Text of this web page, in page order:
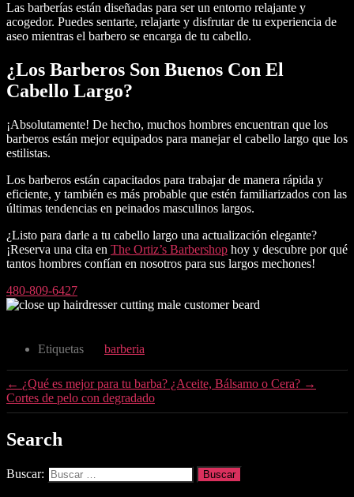
Las barberías están diseñadas para ser un entorno relajante y
acogedor. Puedes sentarte, relajarte y disfrutar de tu experiencia de
aseo mientras el barbero se encarga de tu cabello.
¿Los Barberos Son Buenos Con El
Cabello Largo?
¡Absolutamente! De hecho, muchos hombres encuentran que los
barberos están mejor equipados para manejar el cabello largo que los
estilistas.
Los barberos están capacitados para trabajar de manera rápida y
eficiente, y también es más probable que estén familiarizados con las
últimas tendencias en peinados masculinos largos.
¿Listo para darle a tu cabello largo una actualización elegante?
¡Reserva una cita en The Ortiz’s Barbershop hoy y descubre por qué
tantos hombres confían en nosotros para sus largos mechones!
480-809-6427
Etiquetas barberia
← ¿Qué es mejor para tu barba? ¿Aceite, Bálsamo o Cera? →
Cortes de pelo con degradado
Search
Buscar: